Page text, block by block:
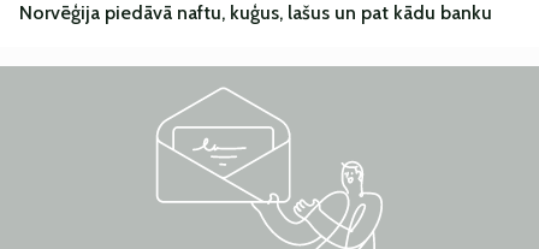
Norvēģija piedāvā naftu, kuģus, lašus un pat kādu banku